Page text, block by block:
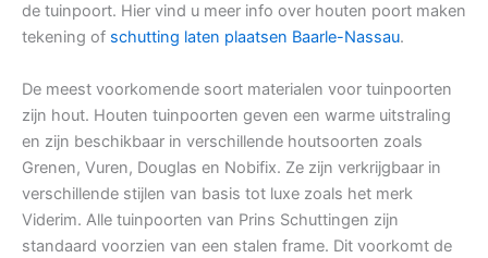
de tuinpoort. Hier vind u meer info over houten poort maken
tekening of schutting laten plaatsen Baarle-Nassau.
De meest voorkomende soort materialen voor tuinpoorten
zijn hout. Houten tuinpoorten geven een warme uitstraling
en zijn beschikbaar in verschillende houtsoorten zoals
Grenen, Vuren, Douglas en Nobifix. Ze zijn verkrijgbaar in
verschillende stijlen van basis tot luxe zoals het merk
Viderim. Alle tuinpoorten van Prins Schuttingen zijn
standaard voorzien van een stalen frame. Dit voorkomt de